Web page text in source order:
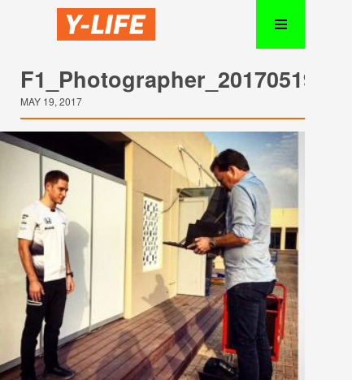
F1_Photographer_20170519_06
MAY 19, 2017